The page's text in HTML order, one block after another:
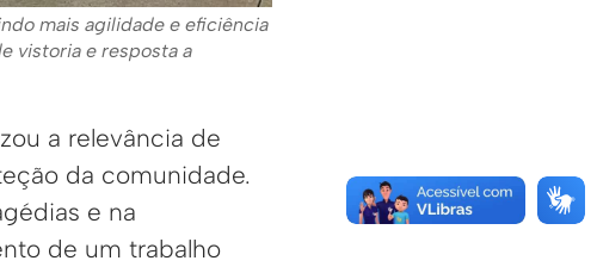
mais agilidade e eficiência
vistoria e resposta a
a relevância de
da comunidade.
e na
de um trabalho